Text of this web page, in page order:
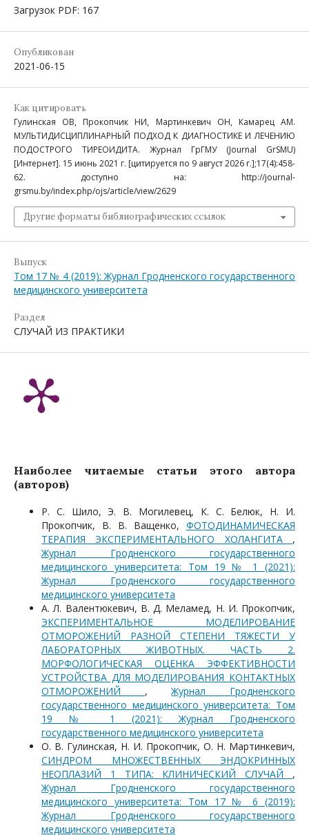
Загрузок PDF: 167
Опубликован
2021-06-15
Как цитировать
Гулинская ОВ, Прокопчик НИ, Мартинкевич ОН, Камарец АМ.
МУЛЬТИДИСЦИПЛИНАРНЫЙ ПОДХОД К ДИАГНОСТИКЕ И ЛЕЧЕНИЮ
ПОДОСТРОГО ТИРЕОИДИТА. Журнал ГрГМУ (Journal GrSMU)
[Интернет]. 15 июнь 2021 г. [цитируется по 9 август 2026 г.];17(4):458-
62. доступно на: http://journal-
grsmu.by/index.php/ojs/article/view/2629
Другие форматы библиографических ссылок
Выпуск
Том 17 № 4 (2019): Журнал Гродненского государственного
медицинского университета
Раздел
СЛУЧАЙ ИЗ ПРАКТИКИ
Наиболее читаемые статьи этого автора
(авторов)
Р. С. Шило, Э. В. Могилевец, К. С. Белюк, Н. И.
Прокопчик, В. В. Ващенко, ФОТОДИНАМИЧЕСКАЯ
ТЕРАПИЯ ЭКСПЕРИМЕНТАЛЬНОГО ХОЛАНГИТА ,
Журнал Гродненского государственного
медицинского университета: Том 19 № 1 (2021):
Журнал Гродненского государственного
медицинского университета
А. Л. Валентюкевич, В. Д. Меламед, Н. И. Прокопчик,
ЭКСПЕРИМЕНТАЛЬНОЕ МОДЕЛИРОВАНИЕ
ОТМОРОЖЕНИЙ РАЗНОЙ СТЕПЕНИ ТЯЖЕСТИ У
ЛАБОРАТОРНЫХ ЖИВОТНЫХ. ЧАСТЬ 2.
МОРФОЛОГИЧЕСКАЯ ОЦЕНКА ЭФФЕКТИВНОСТИ
УСТРОЙСТВА ДЛЯ МОДЕЛИРОВАНИЯ КОНТАКТНЫХ
ОТМОРОЖЕНИЙ ,Журнал Гродненского
государственного медицинского университета: Том
19 № 1 (2021): Журнал Гродненского
государственного медицинского университета
О. В. Гулинская, Н. И. Прокопчик, О. Н. Мартинкевич,
СИНДРОМ МНОЖЕСТВЕННЫХ ЭНДОКРИННЫХ
НЕОПЛАЗИЙ 1 ТИПА: КЛИНИЧЕСКИЙ СЛУЧАЙ ,
Журнал Гродненского государственного
медицинского университета: Том 17 № 6 (2019):
Журнал Гродненского государственного
медицинского университета